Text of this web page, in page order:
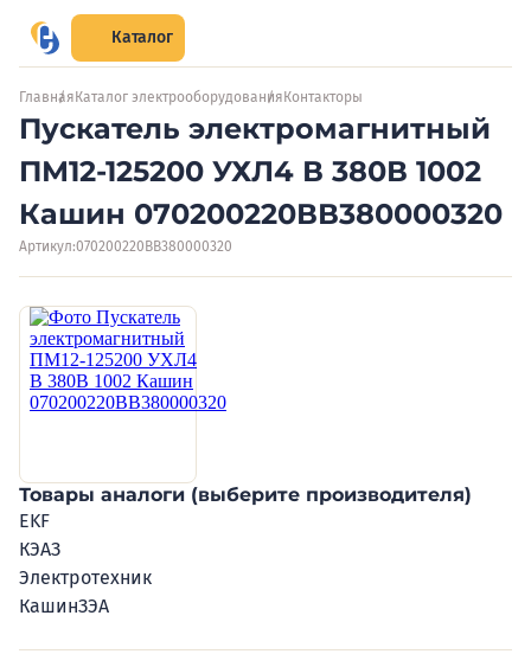
Каталог
Главная Каталог электрооборудования Контакторы
Пускатель электромагнитный
ПМ12-125200 УХЛ4 В 380В 1002
Кашин 070200220ВВ380000320
Артикул:070200220ВВ380000320
Товары аналоги (выберите производителя)
EKF
КЭАЗ
Электротехник
КашинЗЭА